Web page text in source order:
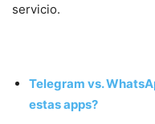
servicio.
Telegram vs.
estas apps?